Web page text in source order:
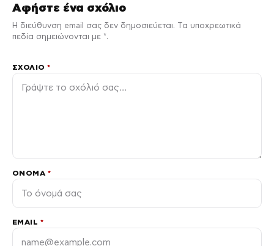
Αφήστε ένα σχόλιο
Η διεύθυνση email σας δεν δημοσιεύεται. Τα υποχρεωτικά
πεδία σημειώνονται με *.
ΣΧΌΛΙΟ*
ΌΝΟΜΑ *
EMAIL *